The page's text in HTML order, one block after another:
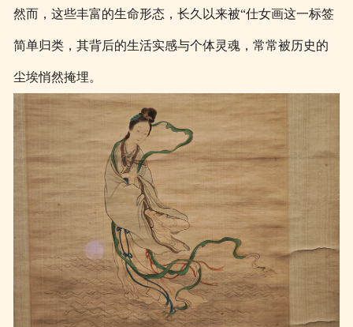
然而，这些丰富的生命形态，长久以来被“仕女画这一标签
简单归类，其背后的生活实感与个体灵魂，常常被历史的
尘埃悄然掩埋。